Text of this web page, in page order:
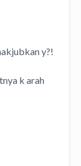
y?!
k arah